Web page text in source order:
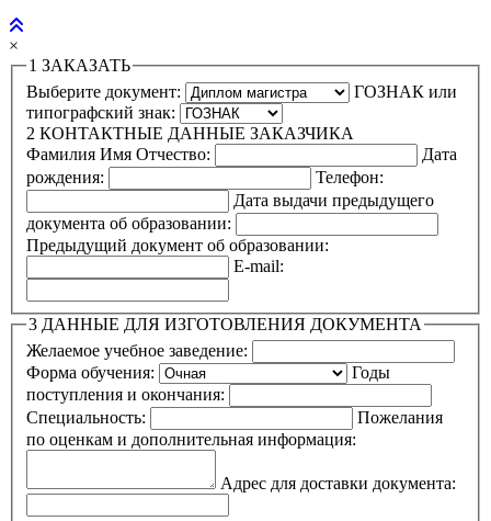
×
1 ЗАКАЗАТЬ
Выберите документ:
ГОЗНАК или
типографский знак:
2 КОНТАКТНЫЕ ДАННЫЕ ЗАКАЗЧИКА
Фамилия Имя Отчество:
Дата
рождения:
Телефон:
Дата выдачи предыдущего
документа об образовании:
Предыдущий документ об образовании:
E-mail:
3 ДАННЫЕ ДЛЯ ИЗГОТОВЛЕНИЯ ДОКУМЕНТА
Желаемое учебное заведение:
Форма обучения:
Годы
поступления и окончания:
Специальность:
Пожелания
по оценкам и дополнительная информация:
Адрес для доставки документа: